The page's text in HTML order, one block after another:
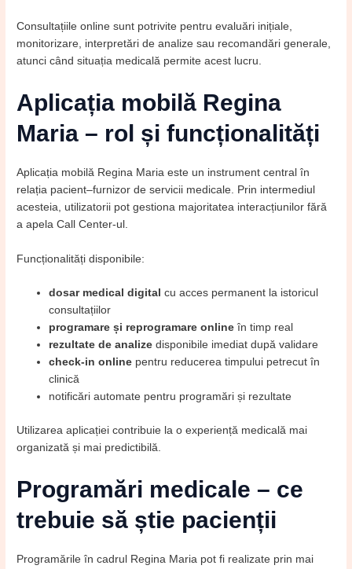
Consultațiile online sunt potrivite pentru evaluări inițiale,
monitorizare, interpretări de analize sau recomandări generale,
atunci când situația medicală permite acest lucru.
Aplicația mobilă Regina
Maria – rol și funcționalități
Aplicația mobilă Regina Maria este un instrument central în
relația pacient–furnizor de servicii medicale. Prin intermediul
acesteia, utilizatorii pot gestiona majoritatea interacțiunilor fără
a apela Call Center-ul.
Funcționalități disponibile:
dosar medical digital cu acces permanent la istoricul
consultațiilor
programare și reprogramare online în timp real
rezultate de analize disponibile imediat după validare
check-in online pentru reducerea timpului petrecut în
clinică
notificări automate pentru programări și rezultate
Utilizarea aplicației contribuie la o experiență medicală mai
organizată și mai predictibilă.
Programări medicale – ce
trebuie să știe pacienții
Programările în cadrul Regina Maria pot fi realizate prin mai